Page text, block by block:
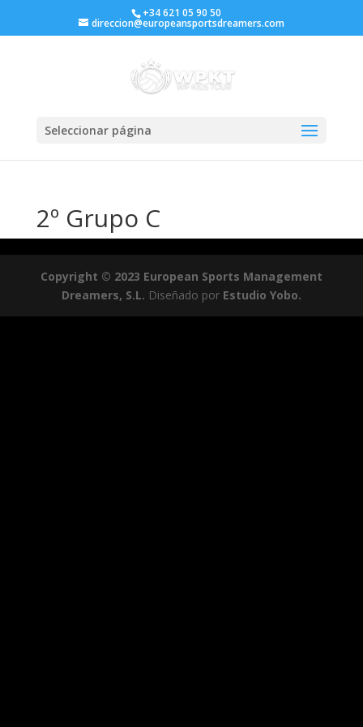
+34 621 05 90 50
direccion@europeansportsdreamers.com
Seleccionar página
2º Grupo C
Copyright © 2023 European Sports Management
Dreamers, S.L. Diseñado por Estudio Yobo.